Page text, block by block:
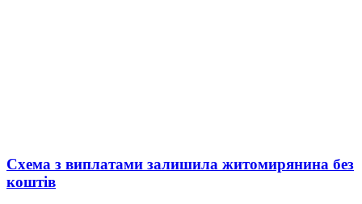
Схема з виплатами залишила житомирянина без
коштів